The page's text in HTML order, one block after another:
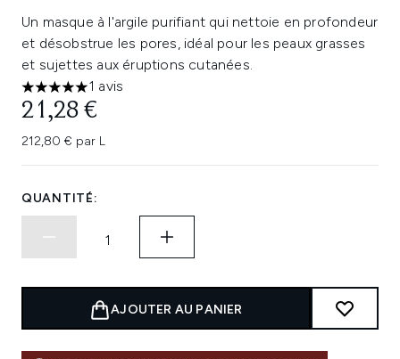
Un masque à l'argile purifiant qui nettoie en profondeur
et désobstrue les pores, idéal pour les peaux grasses
et sujettes aux éruptions cutanées.
5 étoiles sur un maximum de 5
1 avis
21,28 €
212,80 € par L
QUANTITÉ:
AJOUTER AU PANIER